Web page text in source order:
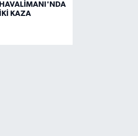
HAVALİMANI'NDA
İKİ KAZA